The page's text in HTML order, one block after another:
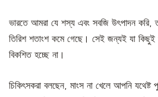
ভারতে আমরা যে শস্য এবং সবজি উৎপাদন করি,
তিরিশ শতাংশ কমে গেছে। সেই জন্যই যা কিছুই
বিকশিত হচ্ছে না।
চিকিৎসকরা বলছেন, মাংস না খেলে আপনি যথেষ্ট